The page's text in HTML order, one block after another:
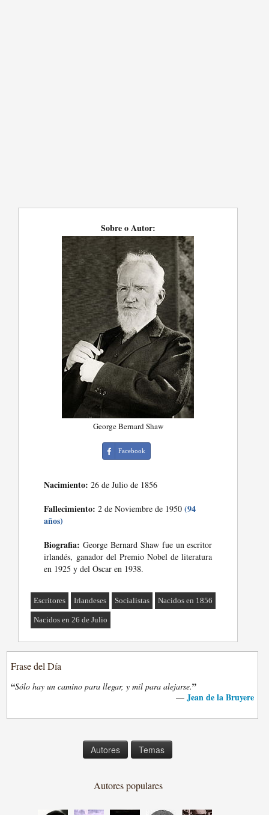
Sobre o Autor:
George Bernard Shaw
Facebook
Nacimiento: 26 de Julio de 1856
Fallecimiento: 2 de Noviembre de 1950(94
años)
Biografia: George Bernard Shaw fue un escritor
irlandés, ganador del Premio Nobel de literatura
en 1925 y del Óscar en 1938.
Escritores Irlandeses Socialistas Nacidos en 1856
Nacidos en 26 de Julio
Frase del Día
“Sólo hay un camino para llegar, y mil para alejarse.”
— Jean de la Bruyere
Autores Temas
Autores populares